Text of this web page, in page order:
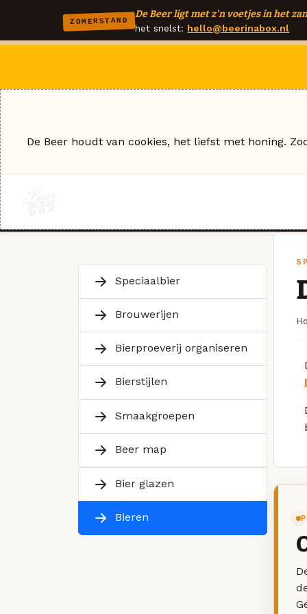
ZOMERSTAND
De Beer ligt met z'n voetjes in het
het snelst: hello@beerinabox.nl
Speciaalbier
Brouwerijen
Bierproeverij organiseren
Bierstijlen
Smaakgroepen
Beer map
Bier glazen
Bieren
De Beer houdt van cookies, het liefst met honing.